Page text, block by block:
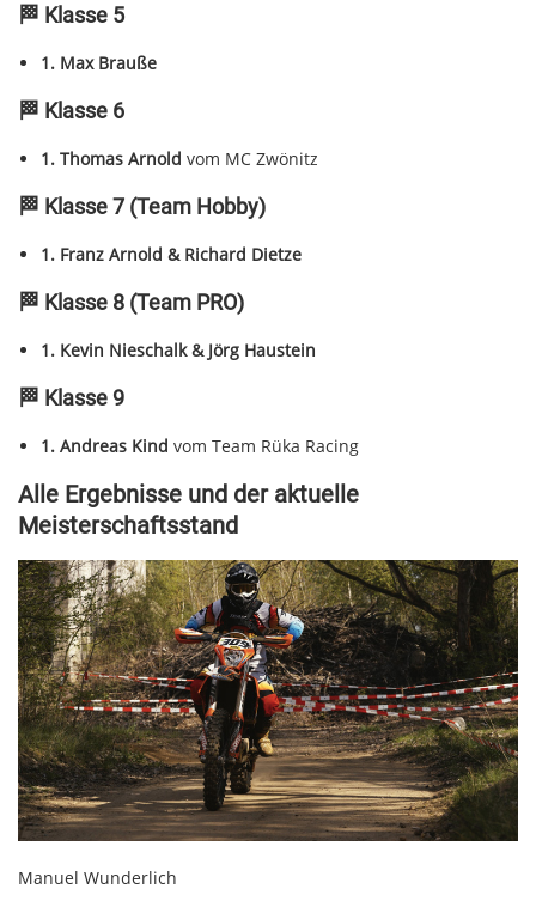
🏁 Klasse 5
1. Max Brauße
🏁 Klasse 6
1. Thomas Arnold vom MC Zwönitz
🏁 Klasse 7 (Team Hobby)
1. Franz Arnold & Richard Dietze
🏁 Klasse 8 (Team PRO)
1. Kevin Nieschalk & Jörg Haustein
🏁 Klasse 9
1. Andreas Kind vom Team Rüka Racing
Alle Ergebnisse und der aktuelle
Meisterschaftsstand
Manuel Wunderlich